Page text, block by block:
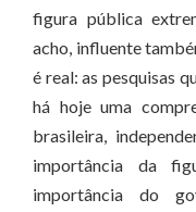
figura pública
acho, influente
é real: as pesquisas
há hoje uma
brasileira,
importância da
importância do